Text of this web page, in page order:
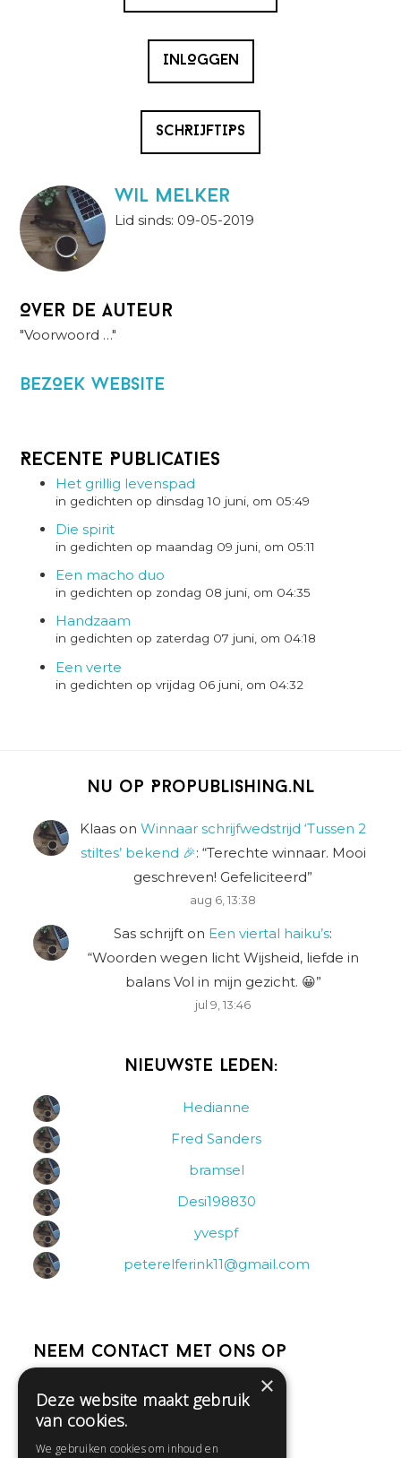
INLOGGEN
SCHRIJFTIPS
wil melker
Lid sinds: 09-05-2019
Over de auteur
"Voorwoord …"
BezOek website
Recente Publicaties
Het grillig levenspad
in gedichten op dinsdag 10 juni, om 05:49
Die spirit
in gedichten op maandag 09 juni, om 05:11
Een macho duo
in gedichten op zondag 08 juni, om 04:35
Handzaam
in gedichten op zaterdag 07 juni, om 04:18
Een verte
in gedichten op vrijdag 06 juni, om 04:32
Nu op Propublishing.nl
Klaas on Winnaar schrijfwedstrijd ‘Tussen 2
stiltes’ bekend 🎉: “Terechte winnaar. Mooi
geschreven! Gefeliciteerd”
aug 6, 13:38
Sas schrijft on Een viertal haiku’s:
“Woorden wegen licht Wijsheid, liefde in
balans Vol in mijn gezicht. 😀”
jul 9, 13:46
Nieuwste leden:
Hedianne
Fred Sanders
bramsel
Desi198830
yvespf
peterelferink11@gmail.com
Neem contact met ons op
Help
Contact
×
Deze website maakt gebruik
van cookies.
We gebruiken cookies om inhoud en